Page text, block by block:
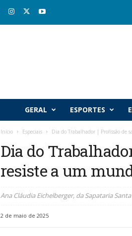
GERAL ESPORTES
Início Especiais Dia do Trabalhador | Profissão de
Dia do
resiste a um
Ana Cláudia Eichelberger, da Sapataria
2 de maio de 2025